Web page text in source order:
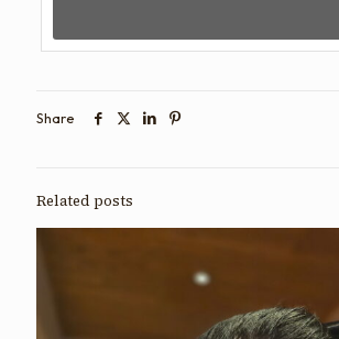
Share
Related posts